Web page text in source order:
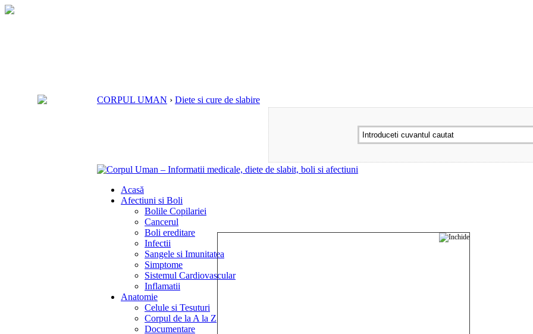
CORPUL UMAN › Diete si cure de slabire
Acasă
Afectiuni si Boli
Bolile Copilariei
Cancerul
Boli ereditare
Infectii
Sangele si Imunitatea
Simptome
Sistemul Cardiovascular
Inflamatii
Anatomie
Celule si Tesuturi
Corpul de la A la Z
Documentare